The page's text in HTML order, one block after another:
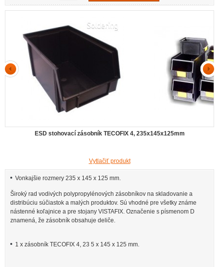
ESD stohovací zásobník TECOFIX 4, 235x145x125mm
Vytlačiť produkt
Vonkajšie rozmery 235 x 145 x 125 mm.
Široký rad vodivých polypropylénových zásobníkov na skladovanie a
distribúciu súčiastok a malých produktov. Sú vhodné pre všetky známe
nástenné koľajnice a pre stojany VISTAFIX. Označenie s písmenom D
znamená, že zásobník obsahuje deliče.
1 x zásobník TECOFIX 4, 23 5 x 145 x 125 mm.